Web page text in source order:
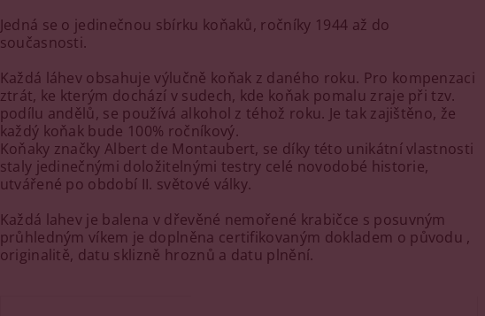
Jedná se o jedinečnou sbírku koňaků, ročníky 1944 až do
současnosti.
Každá láhev obsahuje výlučně koňak z daného roku. Pro kompenzaci
ztrát, ke kterým dochází v sudech, kde koňak pomalu zraje při tzv.
podílu andělů, se používá alkohol z téhož roku. Je tak zajištěno, že
každý koňak bude 100% ročníkový.
Koňaky značky Albert de Montaubert, se díky této unikátní vlastnosti
staly jedinečnými doložitelnými testry celé novodobé historie,
utvářené po období II. světové války.
Každá lahev je balena v dřevěné nemořené krabičce s posuvným
průhledným víkem je doplněna certifikovaným dokladem o původu ,
originalitě, datu sklizně hroznů a datu plnění.